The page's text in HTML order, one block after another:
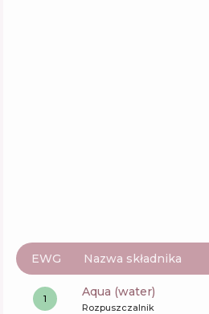
EWG Nazwa składnika
1 aqua (water)
Rozpuszczalnik